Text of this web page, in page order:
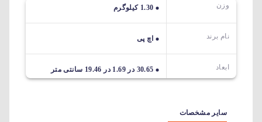
وزن 1.30 کیلوگرم
نام برند اچ پی
ابعاد 30.65 در 1.69 در 19.46 سانتی متر
سایر مشخصات